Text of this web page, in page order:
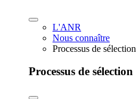
L'ANR
Nous connaître
Processus de sélection
Processus de sélection